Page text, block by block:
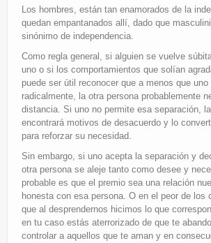
Los hombres, están tan enamorados de la
quedan empantanados allí, dado que
sinónimo de independencia.
Como regla general, si alguien se vuelve
uno o si los comportamientos que solían
puede ser útil reconocer que a menos que
radicalmente, la otra persona probablemente
distancia. Si uno no permite esa separación,
encontrará motivos de desacuerdo y lo
para reforzar su necesidad.
Sin embargo, si uno acepta la separación y
otra persona se aleje tanto como desee y
probable es que el premio sea una relación
honesta con esa persona. O en el peor de los
que al desprendernos hicimos lo que
en tu caso estás aterrorizado de que te
controlar a aquellos que te aman y en